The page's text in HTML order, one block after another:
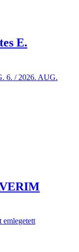
E.
6. / 2026. AUG.